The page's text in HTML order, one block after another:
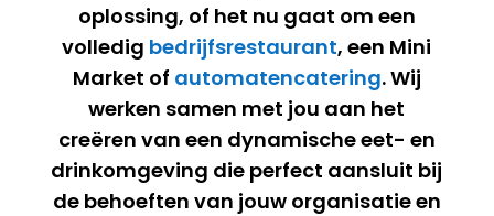
oplossing, of het nu gaat om een
volledig bedrijfsrestaurant, een Mini
Market of automatencatering. Wij
werken samen met jou aan het
creëren van een dynamische eet- en
drinkomgeving die perfect aansluit bij
de behoeften van jouw organisatie en